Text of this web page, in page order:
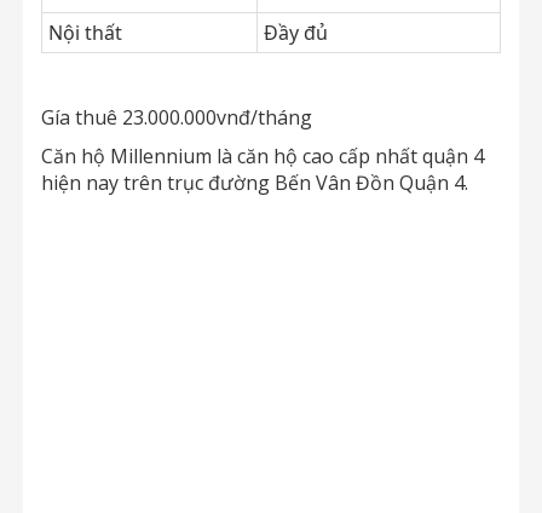
Nội thất
Đầy đủ
Gía thuê 23.000.000vnđ/tháng
Căn hộ Millennium là căn hộ cao cấp nhất quận 4
hiện nay trên trục đường Bến Vân Đồn Quận 4.